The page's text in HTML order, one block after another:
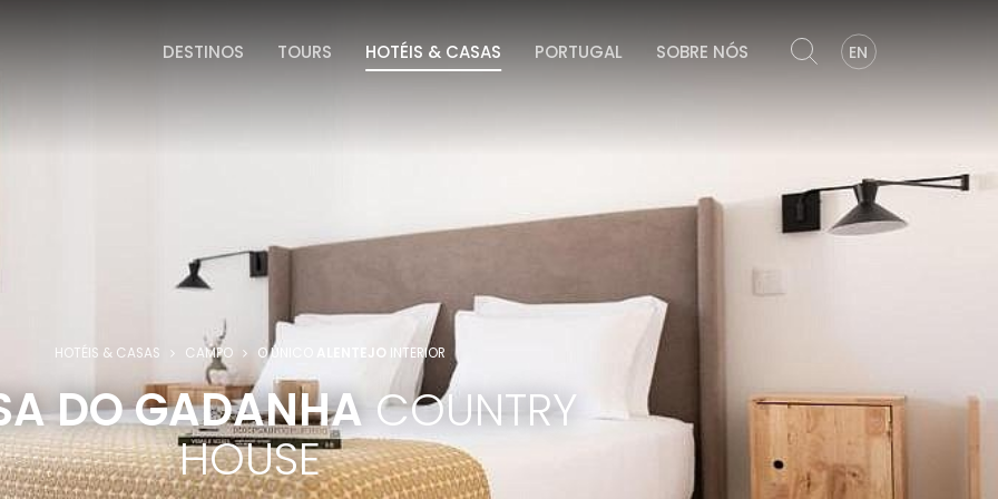
DESTINOS TOURS HOTÉIS & CASAS PORTUGAL SOBRE NÓS EN
HOTÉIS & CASAS CAMPO O ÚNICO ALENTEJO INTERIOR
DO GADANHACOUNTRY
HOUSE